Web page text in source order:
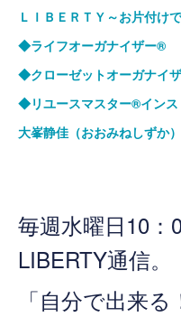
ＬＩＢＥＲＴＹ～お片付け
◆ライフオーガナイザー®
◆クローゼットオーガナイ
◆リユースマスター®イン
大峯静佳（おおみねしずか）
毎週水曜日10：
LIBERTY通信。
「自分で出来